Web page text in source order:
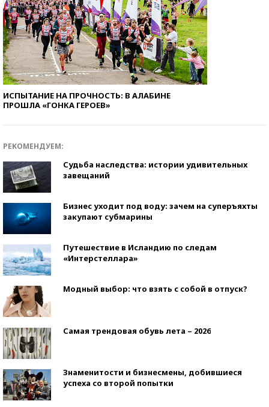
ИСПЫТАНИЕ НА ПРОЧНОСТЬ: В АЛАБИНЕ
ПРОШЛА «ГОНКА ГЕРОЕВ»
РЕКОМЕНДУЕМ:
Судьба наследства: истории удивительных
завещаний
Бизнес уходит под воду: зачем на суперъяхты
закупают субмарины
Путешествие в Исландию по следам
«Интерстеллара»
Модный выбор: что взять с собой в отпуск?
Самая трендовая обувь лета – 2026
Знаменитости и бизнесмены, добившиеся
успеха со второй попытки